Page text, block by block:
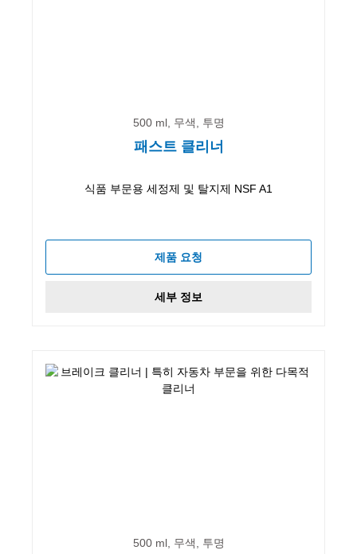
500 ml, 무색, 투명
패스트 클리너
식품 부문용 세정제 및 탈지제 NSF A1
제품 요청
세부 정보
500 ml, 무색, 투명